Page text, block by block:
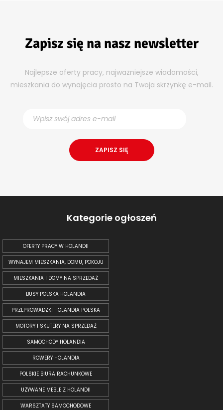
Zapisz się na nasz newsletter
Najlepsze oferty pracy, najważniejsze wiadomości,
mieszkania do wynajęcia prosto na Twoja skrzynkę e-mail.
Kategorie ogłoszeń
OFERTY PRACY W HOLANDII
WYNAJEM MIESZKANIA, DOMU, POKOJU
MIESZKANIA I DOMY NA SPRZEDAŻ
BUSY POLSKA HOLANDIA
PRZEPROWADZKI HOLANDIA POLSKA
MOTORY I SKUTERY NA SPRZEDAŻ
SAMOCHODY HOLANDIA
ROWERY HOLANDIA
POLSKIE BIURA RACHUNKOWE
UŻYWANE MEBLE Z HOLANDII
WARSZTATY SAMOCHODOWE